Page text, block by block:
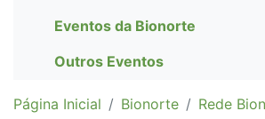
Eventos da Bionorte
Outros Eventos
Página Inicial Bionorte Rede